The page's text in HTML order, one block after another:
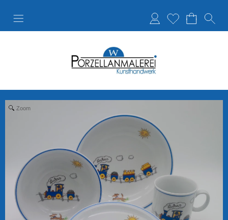
Anmelden
Merkliste
Zoom